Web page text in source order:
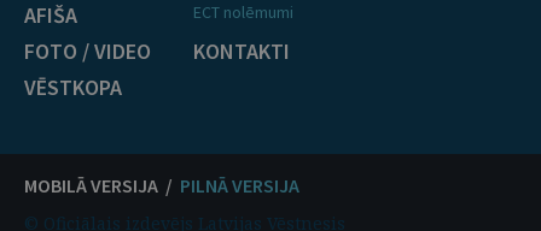
AFIŠA
FOTO / VIDEO
VĒSTKOPA
ECT nolēmumi
KONTAKTI
MOBILĀ VERSIJA / PILNĀ VERSIJA
© Oficiālais izdevējs Latvijas Vēstnesis